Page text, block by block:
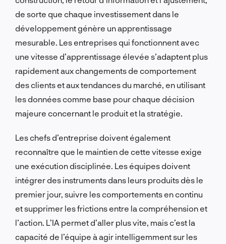
de sorte que chaque investissement dans le
développement génère un apprentissage
mesurable. Les entreprises qui fonctionnent avec
une vitesse d’apprentissage élevée s’adaptent plus
rapidement aux changements de comportement
des clients et aux tendances du marché, en utilisant
les données comme base pour chaque décision
majeure concernant le produit et la stratégie.
Les chefs d’entreprise doivent également
reconnaître que le maintien de cette vitesse exige
une exécution disciplinée. Les équipes doivent
intégrer des instruments dans leurs produits dès le
premier jour, suivre les comportements en continu
et supprimer les frictions entre la compréhension et
l’action. L’IA permet d’aller plus vite, mais c’est la
capacité de l’équipe à agir intelligemment sur les